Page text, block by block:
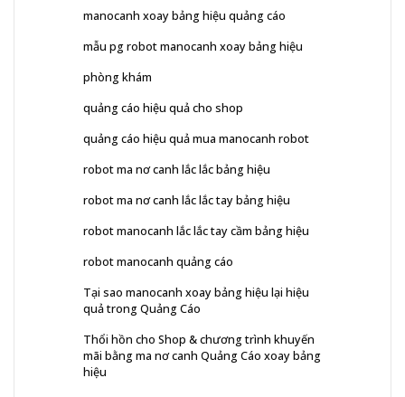
manocanh xoay bảng hiệu quảng cáo
mẫu pg robot manocanh xoay bảng hiệu
phòng khám
quảng cáo hiệu quả cho shop
quảng cáo hiệu quả mua manocanh robot
robot ma nơ canh lắc lắc bảng hiệu
robot ma nơ canh lắc lắc tay bảng hiệu
robot manocanh lắc lắc tay cầm bảng hiệu
robot manocanh quảng cáo
Tại sao manocanh xoay bảng hiệu lại hiệu
quả trong Quảng Cáo
Thổi hồn cho Shop & chương trình khuyến
mãi bằng ma nơ canh Quảng Cáo xoay bảng
hiệu